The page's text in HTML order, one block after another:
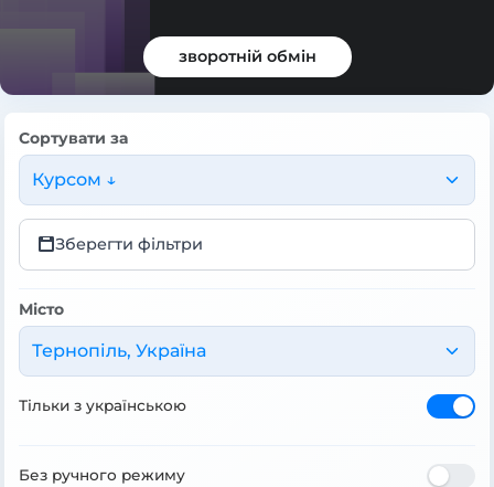
зворотній обмін
Сортувати за
Курсом ↓
Зберегти фільтри
Місто
Тернопіль, Україна
Тільки з українською
Без ручного режиму